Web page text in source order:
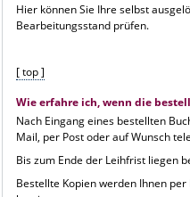
Hier können Sie Ihre selbst
Bearbeitungsstand prüfen.
[ top ]
Wie erfahre ich, wenn die
Nach Eingang eines bestellten
Mail, per Post oder auf Wunsch
Bis zum Ende der Leihfrist liegen
Bestellte Kopien werden Ihnen